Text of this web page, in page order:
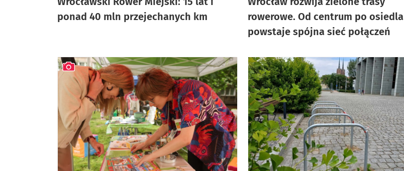
ponad 40 mln przejechanych km
rowerowe. Od centrum po osiedla
powstaje spójna sieć połączeń